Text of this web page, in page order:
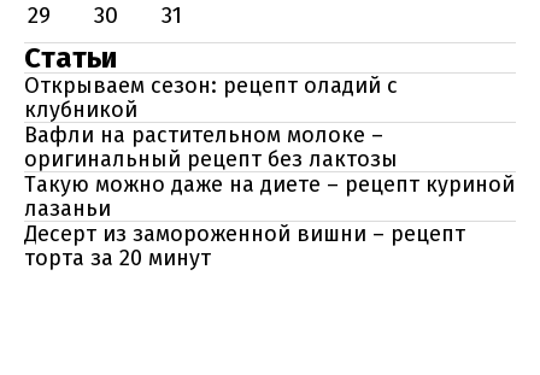
29
30 31
Статьи
Открываем сезон: рецепт оладий с
клубникой
Вафли на растительном молоке –
оригинальный рецепт без лактозы
Такую можно даже на диете – рецепт куриной
лазаньи
Десерт из замороженной вишни – рецепт
торта за 20 минут